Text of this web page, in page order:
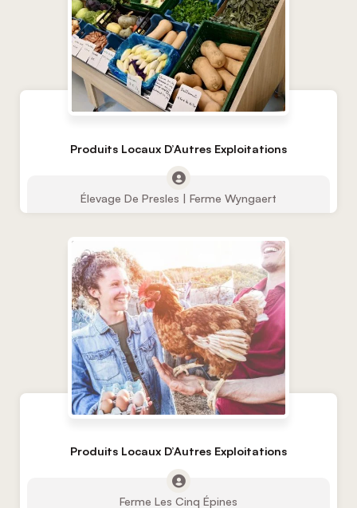
Produits Locaux D’Autres Exploitations
Élevage De Presles | Ferme Wyngaert
Produits Locaux D’Autres Exploitations
Ferme Les Cinq Épines